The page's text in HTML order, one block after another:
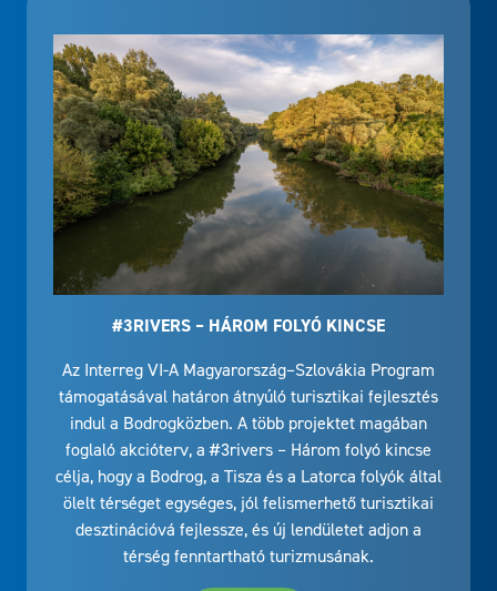
#3RIVERS – HÁROM FOLYÓ KINCSE
Az Interreg VI-A Magyarország–Szlovákia Program
támogatásával határon átnyúló turisztikai fejlesztés
indul a Bodrogközben. A több projektet magában
foglaló akcióterv, a #3rivers – Három folyó kincse
célja, hogy a Bodrog, a Tisza és a Latorca folyók által
ölelt térséget egységes, jól felismerhető turisztikai
desztinációvá fejlessze, és új lendületet adjon a
térség fenntartható turizmusának.